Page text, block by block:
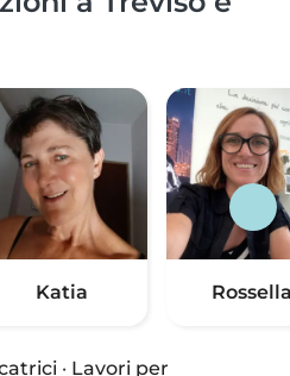
Katia
· Lavori per